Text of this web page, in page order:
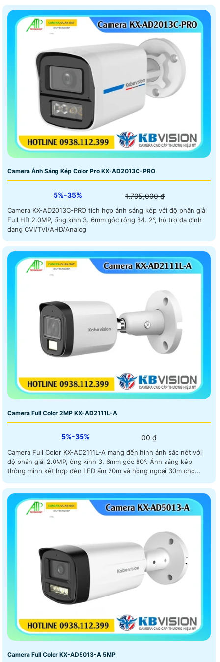
Camera Ánh Sáng Kép Color Pro KX-AD2013C-PRO
5%-35% 1,795,000 ₫
Camera KX-AD2013C-PRO tích hợp ánh sáng kép với độ phân giải
Full HD 2.0MP, ống kính 3. 6mm góc rộng 84. 2°, hỗ trợ đa định
dạng CVI/TVI/AHD/Analog
Camera Full Color 2MP KX-AD2111L-A
5%-35% 00 ₫
Camera Full Color KX-AD2111L-A mang đến hình ảnh sắc nét với
độ phân giải 2.0MP, ống kính 3. 6mm góc 80°. Ánh sáng kép
thông minh kết hợp đèn LED ấm 20m và hồng ngoại 30m cho...
Camera Full Color KX-AD5013-A 5MP